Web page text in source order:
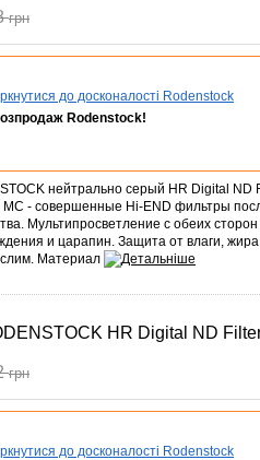
грн
до досконалості Rodenstock
Rodenstock!
нейтрально серый HR Digital ND
- совершенные Hi-END фильтры
Мультипросветление с обеих
и царапин. Защита от влаги,
Материал
HR Digital ND
грн
до досконалості Rodenstock